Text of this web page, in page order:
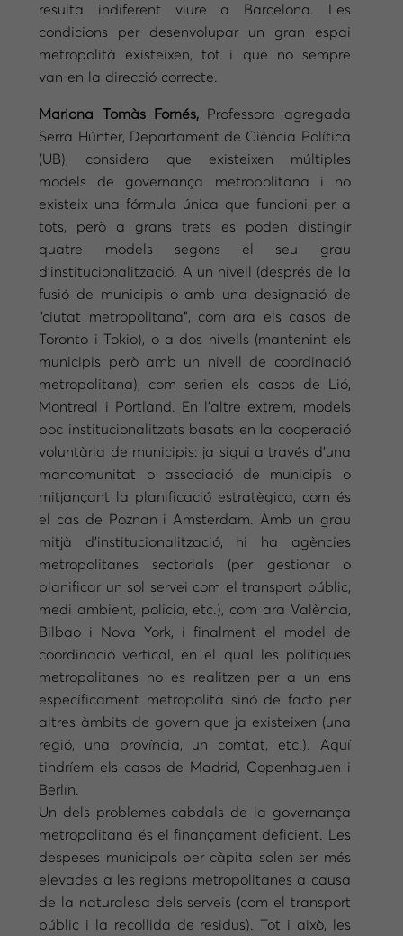
resulta indiferent viure a Barcelona. Les
condicions per desenvolupar un gran espai
metropolità existeixen, tot i que no sempre
van en la direcció correcte.
Mariona Tomàs Fornés,
Professora agregada
Serra Húnter, Departament de Ciència Política
(UB), considera que existeixen múltiples
models de governança metropolitana i no
existeix una fórmula única que funcioni per a
tots, però a grans trets es poden distingir
quatre models segons el seu grau
d’institucionalització. A un nivell (després de la
fusió de municipis o amb una designació de
“ciutat metropolitana”, com ara els casos de
Toronto i Tokio), o a dos nivells (mantenint els
municipis però amb un nivell de coordinació
metropolitana), com serien els casos de Lió,
Montreal i Portland. En l’altre extrem, models
poc institucionalitzats basats en la cooperació
voluntària de municipis: ja sigui a través d’una
mancomunitat o associació de municipis o
mitjançant la planificació estratègica, com és
el cas de Poznan i Amsterdam. Amb un grau
mitjà d’institucionalització, hi ha agències
metropolitanes sectorials (per gestionar o
planificar un sol servei com el transport públic,
medi ambient, policia, etc.), com ara València,
Bilbao i Nova York, i finalment el model de
coordinació vertical, en el qual les polítiques
metropolitanes no es realitzen per a un ens
específicament metropolità sinó de facto per
altres àmbits de govern que ja existeixen (una
regió, una província, un comtat, etc.). Aquí
tindríem els casos de Madrid, Copenhaguen i
Berlín.
Un dels problemes cabdals de la governança
metropolitana és el finançament deficient. Les
despeses municipals per càpita solen ser més
elevades a les regions metropolitanes a causa
de la naturalesa dels serveis (com el transport
públic i la recollida de residus). Tot i això, les